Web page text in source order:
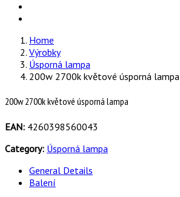
Home
Výrobky
Úsporná lampa
200w 2700k květové úsporná lampa
200w 2700k květové úsporná lampa
EAN: 4260398560043
Category: Úsporná lampa
General Details
Balení